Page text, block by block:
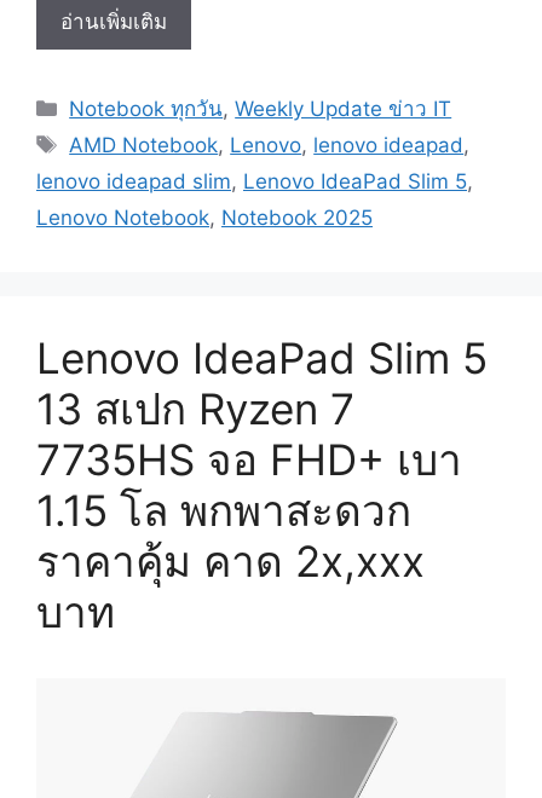
อ่านเพิ่มเติม
IdeaPad
5
13
สเปก
7
เบา
1.15
โล
พก
พา
สะดวก
ราคา
คุ้ม
Categories
Notebook ทุกวัน,Weekly Update ข่าว IT
Tags
AMD Notebook, Lenovo, lenovo ideapad ,
lenovo ideapad slim, Lenovo IdeaPad Slim 5,
Lenovo Notebook, Notebook 2025
Lenovo IdeaPad Slim 5
13 สเปก Ryzen 7
7735HS จอ FHD+ เบา
1.15 โล พกพาสะดวก
ราคาคุ้ม คาด 2x,xxx
บาท